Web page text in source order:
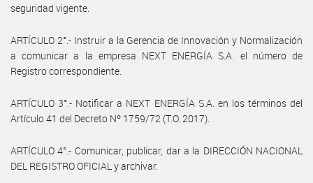
seguridad vigente.
ARTÍCULO 2°.- Instruir a la Gerencia de Innovación y Normalización
a comunicar a la empresa NEXT ENERGÍA S.A. el número de
Registro correspondiente.
ARTÍCULO 3°.- Notificar a NEXT ENERGÍA S.A. en los términos del
Artículo 41 del Decreto Nº 1759/72 (T.O. 2017).
ARTÍCULO 4°.- Comunicar, publicar, dar a la DIRECCIÓN NACIONAL
DEL REGISTRO OFICIAL y archivar.